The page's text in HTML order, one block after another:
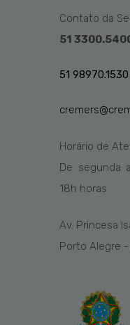
Contato da
51
51
Horário de
De segunda
18h horas
Av. Princesa
Porto Alegre -